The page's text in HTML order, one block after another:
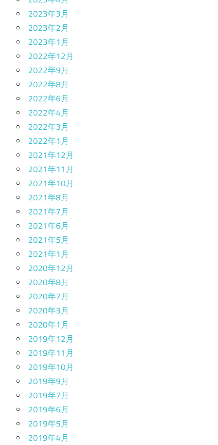
2023年3月
2023年2月
2023年1月
2022年12月
2022年9月
2022年8月
2022年6月
2022年4月
2022年3月
2022年1月
2021年12月
2021年11月
2021年10月
2021年8月
2021年7月
2021年6月
2021年5月
2021年1月
2020年12月
2020年8月
2020年7月
2020年3月
2020年1月
2019年12月
2019年11月
2019年10月
2019年9月
2019年7月
2019年6月
2019年5月
2019年4月